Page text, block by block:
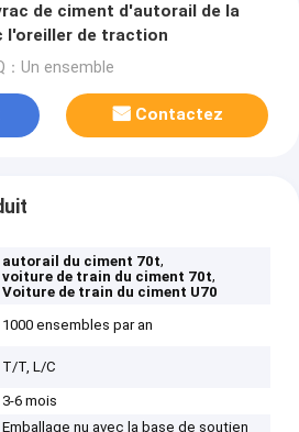
de ciment d'autorail de la
l'oreiller de traction
：Un ensemble
Contactez
autorail du ciment 70t,
voiture de train du ciment 70t,
Voiture de train du ciment U70
1000 ensembles par an
T/T, L/C
3-6 mois
Emballage nu avec la base de soutien